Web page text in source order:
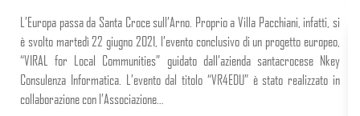
L’Europa passa da Santa Croce sull’Arno. Proprio a Villa Pacchiani, infatti, si
è svolto martedì 22 giugno 2021, l’evento conclusivo di un progetto europeo,
“VIRAL for Local Communities” guidato dall’azienda santacrocese Nkey
Consulenza Informatica. L’evento dal titolo “VR4EDU” è stato realizzato in
collaborazione con l’Associazione…